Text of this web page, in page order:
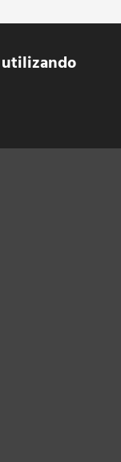
utilizando